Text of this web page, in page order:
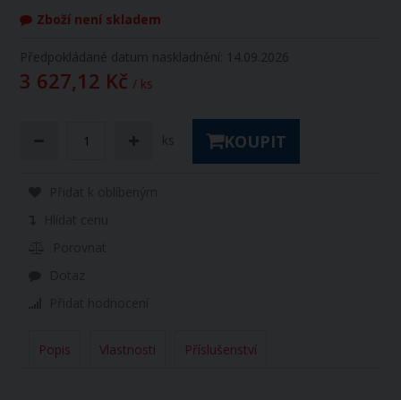
Zboží není skladem
Předpokládané datum naskladnění: 14.09.2026
3 627,12 Kč / ks
ks KOUPIT
Popis Vlastnosti Příslušenství